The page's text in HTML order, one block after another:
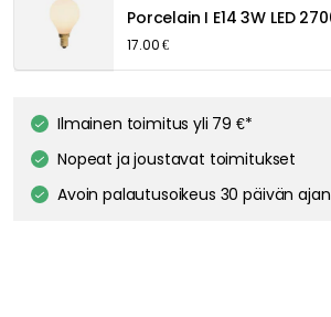
17.00 €
Ilmainen toimitus yli 79 €*
Nopeat ja joustavat toimitukset
Avoin palautusoikeus 30 päivän ajan